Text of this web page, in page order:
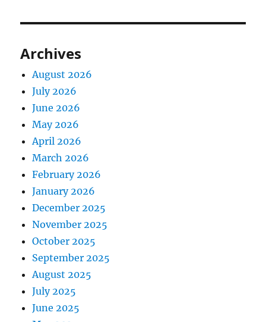
Archives
August 2026
July 2026
June 2026
May 2026
April 2026
March 2026
February 2026
January 2026
December 2025
November 2025
October 2025
September 2025
August 2025
July 2025
June 2025